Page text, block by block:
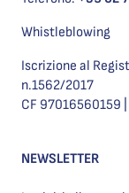
Whistleblowing
Iscrizione al
n.1562/2017
CF 97016560159
NEWSLETTER